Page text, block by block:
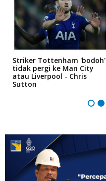
Striker Tottenham 'bodoh'
tidak pergi ke Man City
atau Liverpool - Chris
Sutton